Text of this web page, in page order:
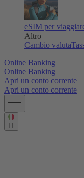
eSIM per
Altro
Cambio valuta
Online Banking
Online Banking
Apri un conto corrente
Apri un conto corrente
IT